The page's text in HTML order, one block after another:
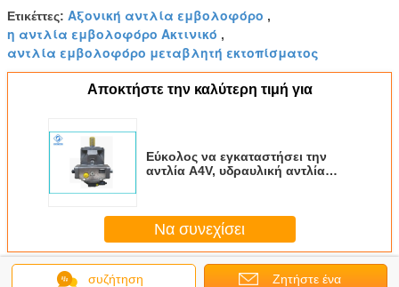
Ετικέττες: Αξονική αντλία εμβολοφόρο ,
η αντλία εμβολοφόρο Ακτινικό ,
αντλία εμβολοφόρο μεταβλητή εκτοπίσματος
Αποκτήστε την καλύτερη τιμή για
Εύκολος να εγκαταστήσει την
αντλία A4V, υδραυλική αντλία
ακτινωτή
Να συνεχίσει
ΠερισσότεροιΥδραυλικό Έμβολο αντλίας
συζήτηση Ζητήστε ένα